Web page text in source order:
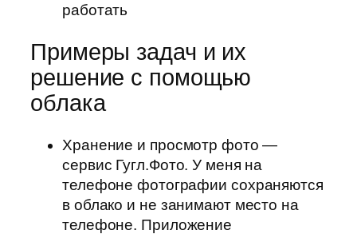
работать
Примеры задач и их
решение с помощью
облака
Хранение и просмотр фото —
сервис Гугл.Фото. У меня на
телефоне фотографии сохраняются
в облако и не занимают место на
телефоне. Приложение